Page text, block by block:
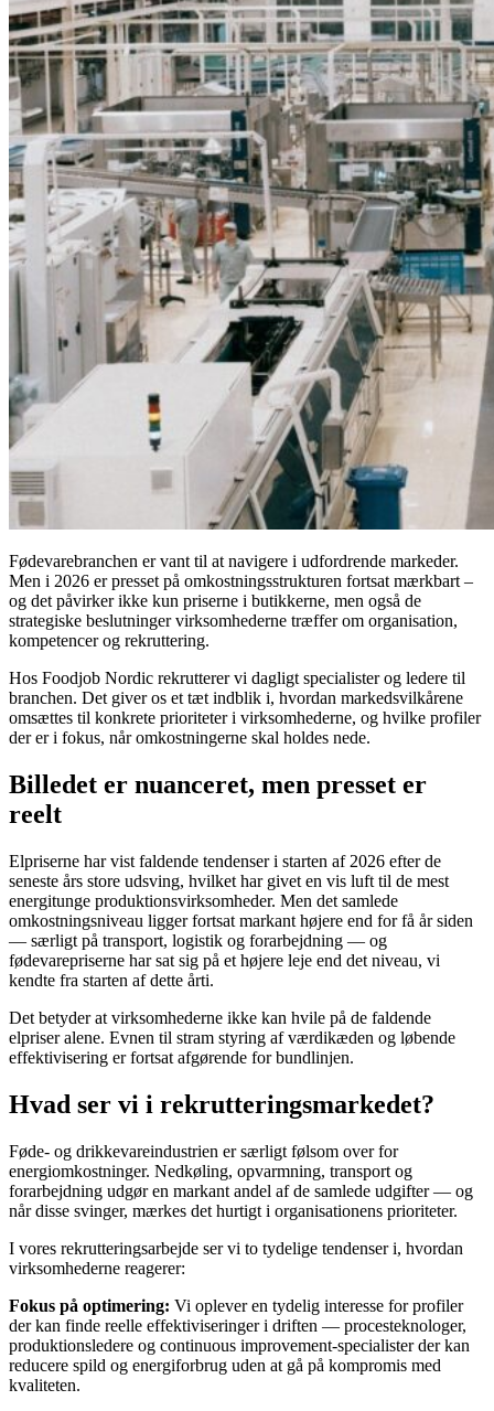
Fødevarebranchen er vant til at navigere i udfordrende markeder.
Men i 2026 er presset på omkostningsstrukturen fortsat mærkbart –
og det påvirker ikke kun priserne i butikkerne, men også de
strategiske beslutninger virksomhederne træffer om organisation,
kompetencer og rekruttering.
Hos Foodjob Nordic rekrutterer vi dagligt specialister og ledere til
branchen. Det giver os et tæt indblik i, hvordan markedsvilkårene
omsættes til konkrete prioriteter i virksomhederne, og hvilke profiler
der er i fokus, når omkostningerne skal holdes nede.
Billedet er nuanceret, men presset er
reelt
Elpriserne har vist faldende tendenser i starten af 2026 efter de
seneste års store udsving, hvilket har givet en vis luft til de mest
energitunge produktionsvirksomheder. Men det samlede
omkostningsniveau ligger fortsat markant højere end for få år siden
— særligt på transport, logistik og forarbejdning — og
fødevarepriserne har sat sig på et højere leje end det niveau, vi
kendte fra starten af dette årti.
Det betyder at virksomhederne ikke kan hvile på de faldende
elpriser alene. Evnen til stram styring af værdikæden og løbende
effektivisering er fortsat afgørende for bundlinjen.
Hvad ser vi i rekrutteringsmarkedet?
Føde- og drikkevareindustrien er særligt følsom over for
energiomkostninger. Nedkøling, opvarmning, transport og
forarbejdning udgør en markant andel af de samlede udgifter — og
når disse svinger, mærkes det hurtigt i organisationens prioriteter.
I vores rekrutteringsarbejde ser vi to tydelige tendenser i, hvordan
virksomhederne reagerer:
Fokus på optimering: Vi oplever en tydelig interesse for profiler
der kan finde reelle effektiviseringer i driften — procesteknologer,
produktionsledere og continuous improvement-specialister der kan
reducere spild og energiforbrug uden at gå på kompromis med
kvaliteten.